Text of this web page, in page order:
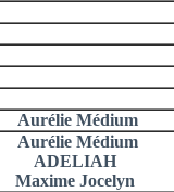
Aurélie Médium
Aurélie Médium
ADELIAH
Maxime Jocelyn